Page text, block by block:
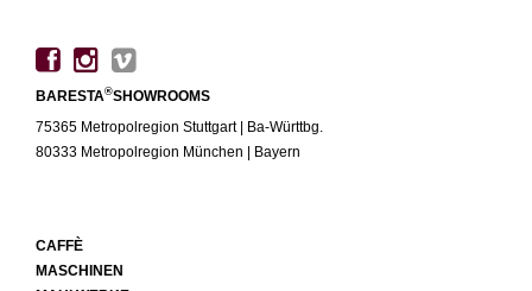
BARESTA®SHOWROOMS
75365 Metropolregion Stuttgart | Ba-Württbg.
80333 Metropolregion München | Bayern
CAFFÈ
MASCHINEN